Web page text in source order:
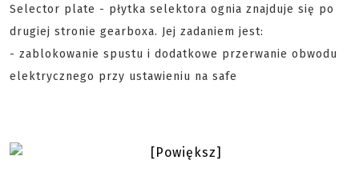
Selector plate - płytka selektora ognia znajduje się po
drugiej stronie gearboxa. Jej zadaniem jest:
- zablokowanie spustu i dodatkowe przerwanie obwodu
elektrycznego przy ustawieniu na safe